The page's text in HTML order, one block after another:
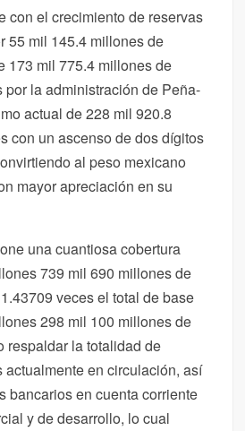
con el crecimiento de reservas
55 mil 145.4 millones de
173 mil 775.4 millones de
por la administración de Peña-
actual de 228 mil 920.8
con un ascenso de dos dígitos
al peso mexicano
mayor apreciación en su
una cuantiosa cobertura
739 mil 690 millones de
veces el total de base
298 mil 100 millones de
respaldar la totalidad de
actualmente en circulación, así
bancarios en cuenta corriente
y de desarrollo, lo cual